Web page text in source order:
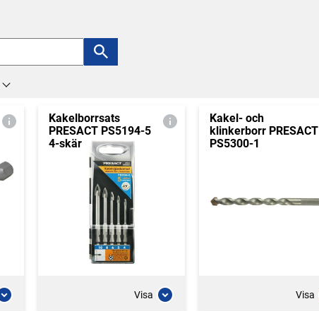
Kakelborrsats
PRESACT PS5194-5
4-skär
Visa
Kakel- och
klinkerborr PRESACT
PS5300-1
Visa